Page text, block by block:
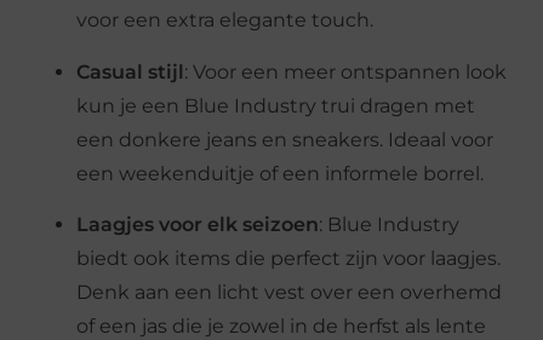
voor een extra elegante touch.
Casual stijl: Voor een meer ontspannen look
kun je een Blue Industry trui dragen met
een donkere jeans en sneakers. Ideaal voor
een weekenduitje of een informele borrel.
Laagjes voor elk seizoen: Blue Industry
biedt ook items die perfect zijn voor laagjes.
Denk aan een licht vest over een overhemd
of een jas die je zowel in de herfst als lente